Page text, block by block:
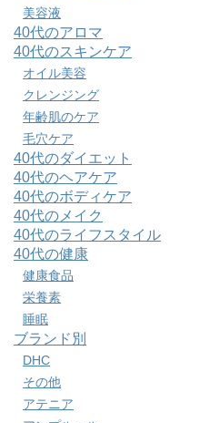
美容液
40代のアロマ
40代のスキンケア
オイル美容
クレンジング
年齢肌のケア
毛穴ケア
40代のダイエット
40代のヘアケア
40代のボディケア
40代のメイク
40代のライフスタイル
40代の健康
健康食品
栄養素
睡眠
ブランド別
DHC
その他
アテニア